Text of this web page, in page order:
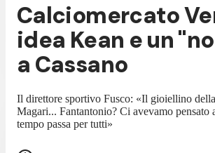
Calciomercato
idea Kean e un
a Cassano
Il direttore sportivo Fusco: «Il gioiellino
Magari... Fantantonio? Ci avevamo pensato
tempo passa per tutti»